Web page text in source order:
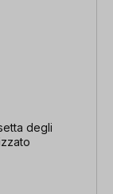
degli